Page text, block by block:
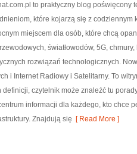
to praktyczny blog poświęcony
które kojarzą się z codziennym
miejscem dla osób, które chcą
światłowodów, 5G,
rozwiązań technologicznych.
i Internet Radiowy i Satelitarny. To
czytelnik może znaleźć tu
informacji dla każdego, kto chce
Znajdują się [ Read More ]